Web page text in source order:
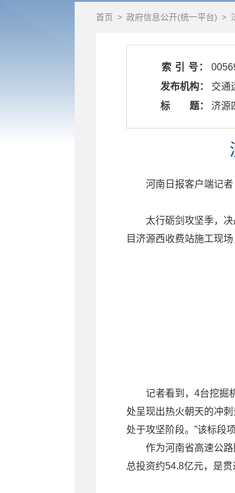
首页 > 政府信息公开(统一平台) >
索 引 号：
发布机构：
交通
标 题：
济
河南日报客户端记
太行砺剑攻坚季，
目济源西收费站施工现
记者看到，4台挖掘
处呈现出热火朝天的冲
处于攻坚阶段。”该标段
作为河南省高速公
总投资约54.8亿元，是